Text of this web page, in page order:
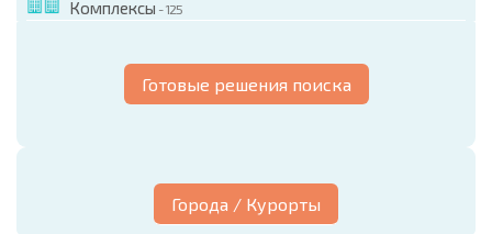
Комплексы - 125
Готовые решения поиска
Города / Курорты